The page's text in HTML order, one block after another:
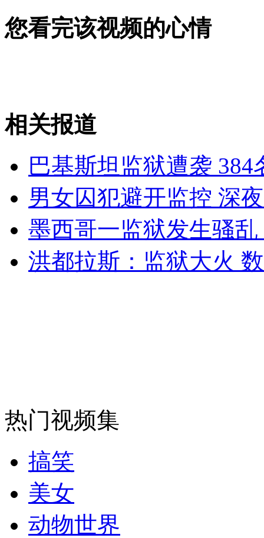
调查称国内茶叶农药残留多
山西运城恶犬咬伤多人 警民合力深夜将其击毙
女孩北京地铁殴打老人 痛下狠手拳打脚踢
无痛分娩是否安全 医生回应
走！跟着总书记去植树
消防员救轻生者
您看完该视频的心情
相关报道
巴基斯坦监狱遭袭 384
男女囚犯避开监控 深
墨西哥一监狱发生骚
洪都拉斯：监狱大火
热门视频集
搞笑
美女
动物世界